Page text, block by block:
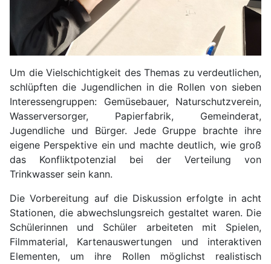
Um die Vielschichtigkeit des Themas zu verdeutlichen,
schlüpften die Jugendlichen in die Rollen von sieben
Interessengruppen: Gemüsebauer, Naturschutzverein,
Wasserversorger, Papierfabrik, Gemeinderat,
Jugendliche und Bürger. Jede Gruppe brachte ihre
eigene Perspektive ein und machte deutlich, wie groß
das Konfliktpotenzial bei der Verteilung von
Trinkwasser sein kann.
Die Vorbereitung auf die Diskussion erfolgte in acht
Stationen, die abwechslungsreich gestaltet waren. Die
Schülerinnen und Schüler arbeiteten mit Spielen,
Filmmaterial, Kartenauswertungen und interaktiven
Elementen, um ihre Rollen möglichst realistisch